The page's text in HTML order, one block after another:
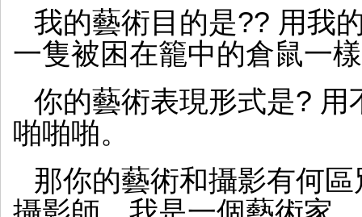
我的藝術目的是?? 用我
一隻被困在籠中的倉鼠一
你的藝術表現形式是?
啪啪啪。
那你的藝術和攝影有何